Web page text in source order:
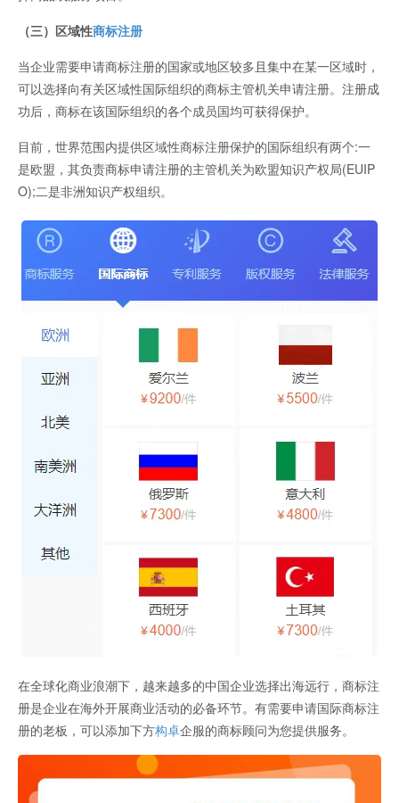
（三）区域性商标注册
当企业需要申请商标注册的国家或地区较多且集中在某一区域时，
可以选择向有关区域性国际组织的商标主管机关申请注册。注册成
功后，商标在该国际组织的各个成员国均可获得保护。
目前，世界范围内提供区域性商标注册保护的国际组织有两个:一
是欧盟，其负责商标申请注册的主管机关为欧盟知识产权局(EUIP
O);二是非洲知识产权组织。
在全球化商业浪潮下，越来越多的中国企业选择出海远行，商标注
册是企业在海外开展商业活动的必备环节。有需要申请国际商标注
册的老板，可以添加下方构卓企服的商标顾问为您提供服务。